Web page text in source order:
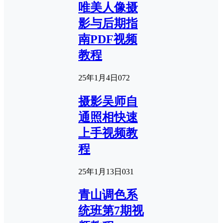
唯美人像摄
影与后期指
南PDF视频
教程
25年1月4日 072
摄影吴师自
通照相快速
上手视频教
程
25年1月13日 031
青山调色系
统班第7期视